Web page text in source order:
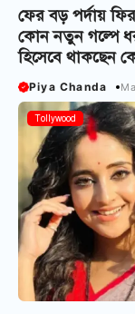
ফের বড় পর্দায়
কোন নতুন গল্পে
হিসেবে থাকছেন
Piya Chanda
Tollywood